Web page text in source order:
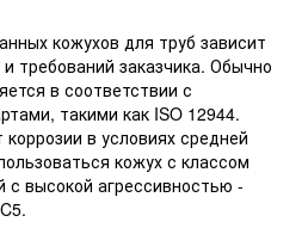
кожухов для труб зависит
требований заказчика. Обычно
в соответствии с
такими как ISO 12944.
в условиях средней
кожух с классом
высокой агрессивностью -